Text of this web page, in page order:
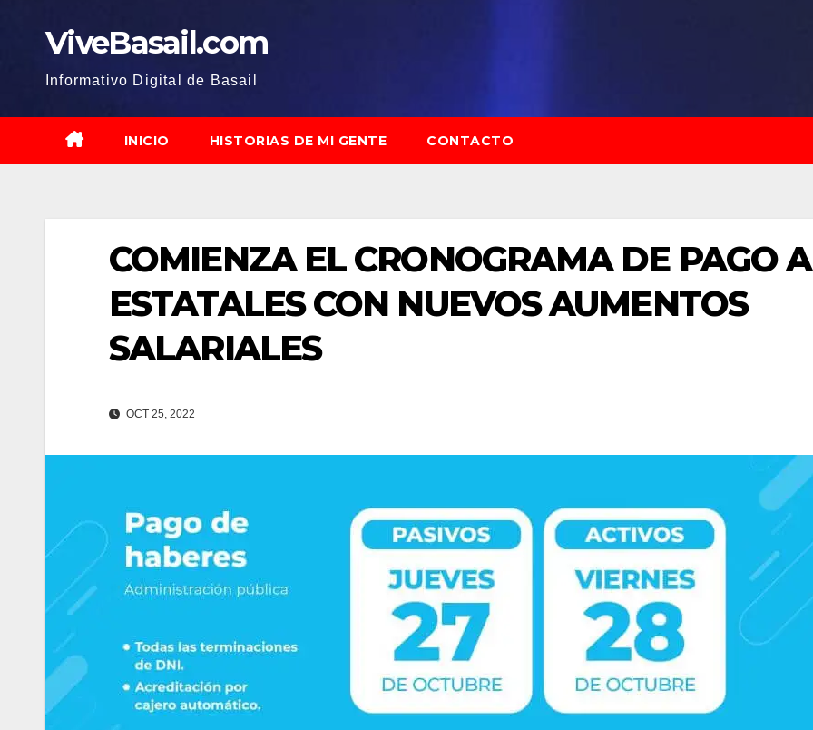
ViveBasail.com
Informativo Digital de Basail
INICIO HISTORIAS DE MI GENTE CONTACTO
COMIENZA EL CRONOGRAMA DE PAGO A
ESTATALES CON NUEVOS AUMENTOS
SALARIALES
OCT 25, 2022